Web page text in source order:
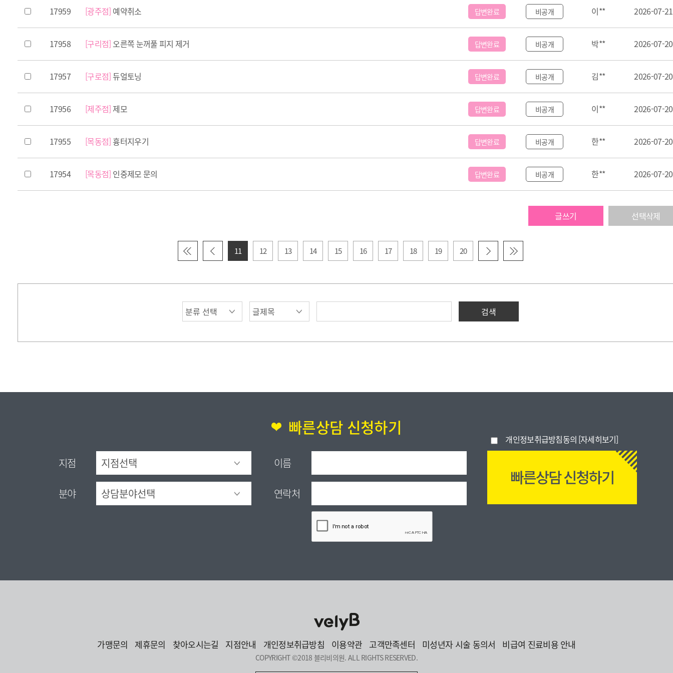
17959 [광주점] 예약취소 답변완료 비공개 이** 2026-07-21
17958 [구리점]오른쪽 눈꺼풀 피지 제거 답변완료 비공개 박** 2026-07-20
17957 [구로점]듀얼토닝 답변완료 비공개 김** 2026-07-20
17956 [제주점] 제모 답변완료 비공개 이** 2026-07-20
17955 [목동점]흉터지우기 답변완료 비공개 한** 2026-07-20
17954 [목동점] 인중제모 문의 답변완료 비공개 한** 2026-07-20
글쓰기 선택삭제
11 12 13 14 15 16 17 18 19 20
빠른상담 신청하기
지점 이름
개인정보취급방침동의 [자세히보기]
분야 연락처
가맹문의 제휴문의 찾아오시는길 지점안내 개인정보취급방침 이용약관 고객만족센터 미성년자 시술 동의서 비급여 진료비용 안내
COPYRIGHT ©2018 블리비의원. ALL RIGHTS RESERVED.